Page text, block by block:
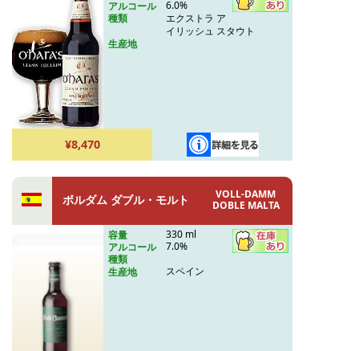
アルコール
6.0%
種類
エクストラ ア
イリッシュ スタウト
生産地
¥8,470
ボルダム ダブル・モルト
VOLL-DAMM
DOBLE MALTA
容量
330 ml
アルコール
7.0%
種類
生産地
スペイン